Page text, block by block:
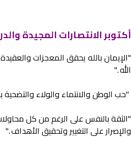
أكتوبر الانتصارات المجيدة
"الإيمان بالله يحقق المعجزات
الله ."
"حب الوطن والانتماء والولاء
"الثقة بالنفس على الرغم من كل
والإصرار على التغيير وتحقيق الأهداف ."